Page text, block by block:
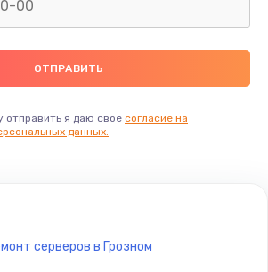
отправить я даю свое согласие на
данных.
серверов в Грозном